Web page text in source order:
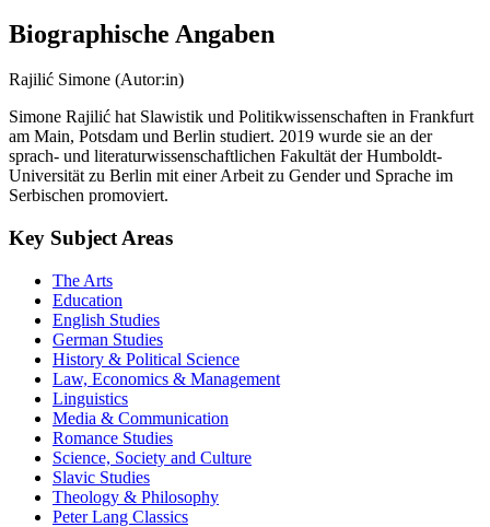
Biographische Angaben
Rajilić Simone (Autor:in)
Simone Rajilić hat Slawistik und Politikwissenschaften in Frankfurt
am Main, Potsdam und Berlin studiert. 2019 wurde sie an der
sprach- und literaturwissenschaftlichen Fakultät der Humboldt-
Universität zu Berlin mit einer Arbeit zu Gender und Sprache im
Serbischen promoviert.
Key Subject Areas
The Arts
Education
English Studies
German Studies
History & Political Science
Law, Economics & Management
Linguistics
Media & Communication
Romance Studies
Science, Society and Culture
Slavic Studies
Theology & Philosophy
Peter Lang Classics